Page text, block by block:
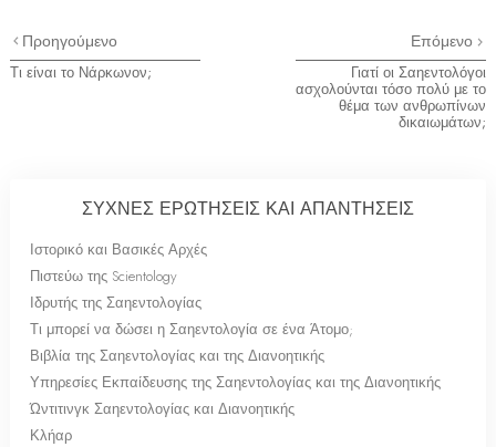
Προηγούμενο
Τι είναι το Νάρκωνον;
Επόμενο
Γιατί οι Σαηεντολόγοι
ασχολούνται τόσο πολύ με το
θέμα των ανθρωπίνων
δικαιωμάτων;
ΣΥΧΝΕΣ ΕΡΩΤΗΣΕΙΣ ΚΑΙ ΑΠΑΝΤΗΣΕΙΣ
Ιστορικό και Βασικές Αρχές
Πιστεύω της Scientology
Ιδρυτής της Σαηεντολογίας
Τι μπορεί να δώσει η Σαηεντολογία σε ένα Άτομο;
Βιβλία της Σαηεντολογίας και της Διανοητικής
Υπηρεσίες Εκπαίδευσης της Σαηεντολογίας και της Διανοητικής
Ώντιτινγκ Σαηεντολογίας και Διανοητικής
Κλήαρ